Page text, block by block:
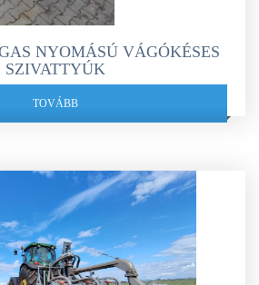
NYOMÁSÚ VÁGÓKÉSES
SZIVATTYÚK
TOVÁBB